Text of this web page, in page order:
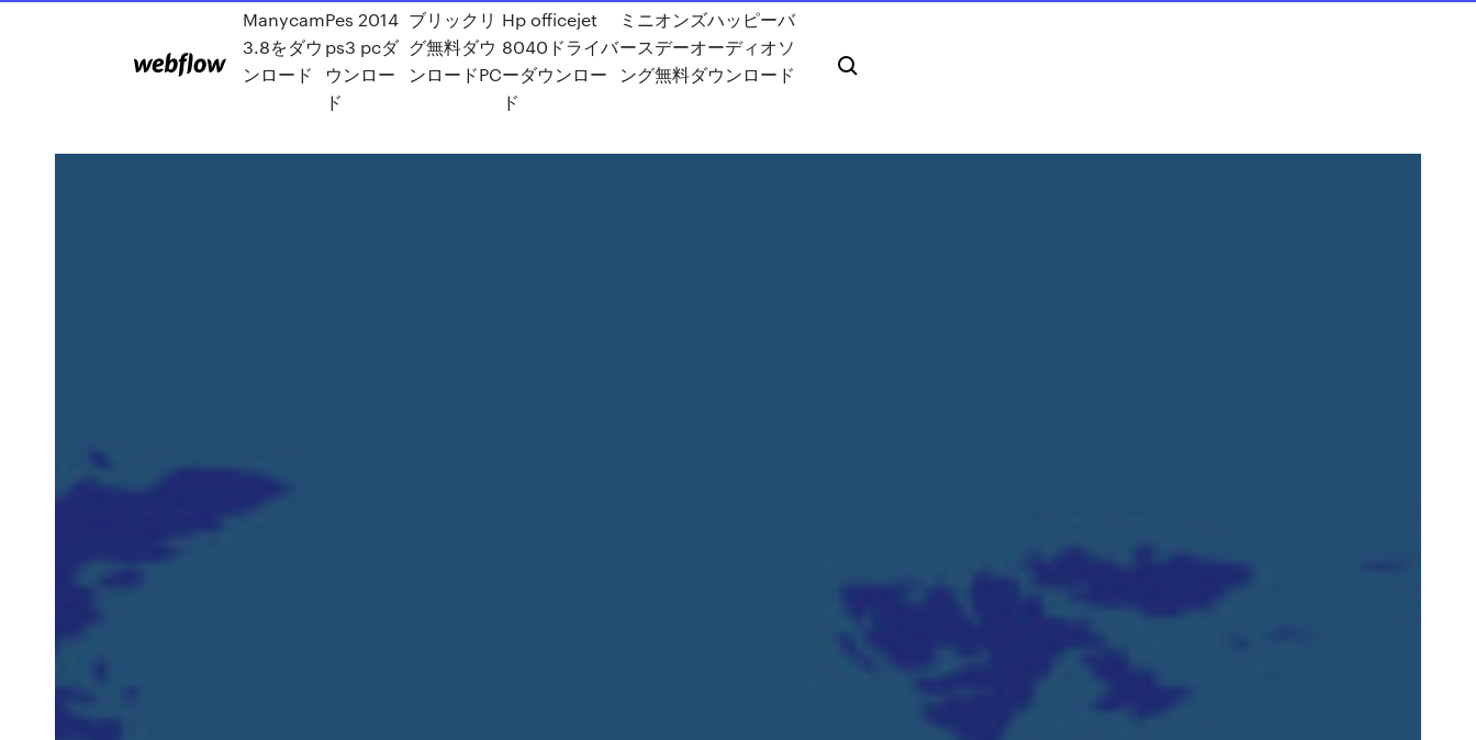
Manycam
3.8をダウ
ンロード
Pes 2014
ps3 pcダ
ウンロー
ド
ブリックリ
グ無料ダウ
ンロードPC
Hp officejet
8040ドライバ
ーダウンロー
ド
ミニオンズハッピーバ
ースデーオーディオソ
ング無料ダウンロード